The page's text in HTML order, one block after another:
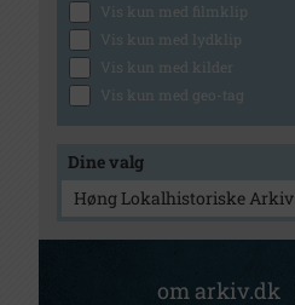
Vis kun med filmklip
Vis kun med lydklip
Vis kun med kilder
Vis kun med geo-tag
Dine valg
Høng Lokalhistoriske Arkiv
om arkiv.dk